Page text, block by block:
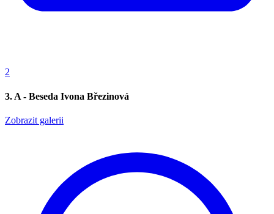
2
3. A - Beseda Ivona Březinová
Zobrazit galerii